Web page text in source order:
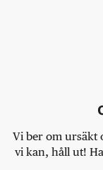
Vi ber om ursäkt
vi kan, håll ut!